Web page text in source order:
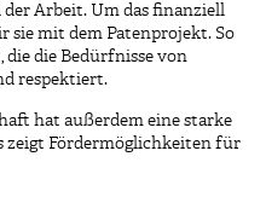
Arbeit. Um das finanziell
sie mit dem Patenprojekt. So
die Bedürfnisse von
respektiert.
hat außerdem eine starke
zeigt Fördermöglichkeiten für